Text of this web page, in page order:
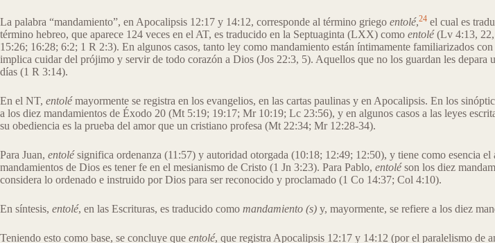
La palabra “mandamiento”, en Apocalipsis 12:17 y 14:12, corresponde al término griego entolé,24 el cual es
término hebreo, que aparece 124 veces en el AT, es traducido en la Septuaginta (LXX) como entolé(Lv 4:13, 22,
15:26; 16:28; 6:2; 1 R 2:3). En algunos casos, tanto ley como mandamiento están íntimamente familiarizados
implica cuidar del prójimo y servir de todo corazón a Dios (Jos 22:3, 5). Aquellos que no los guardan les
días (1 R 3:14).
En el NT, entolémayormente se registra en los evangelios, en las cartas paulinas y en Apocalipsis. En los
a los diez mandamientos de Éxodo 20 (Mt 5:19; 19:17; Mr 10:19; Lc 23:56), y en algunos casos a las leyes
su obediencia es la prueba del amor que un cristiano profesa (Mt 22:34; Mr 12:28-34).
Para Juan, entolésignifica ordenanza (11:57) y autoridad otorgada (10:18; 12:49; 12:50), y tiene como
mandamientos de Dios es tener fe en el mesianismo de Cristo (1 Jn 3:23). Para Pablo, entoléson los diez
considera lo ordenado e instruido por Dios para ser reconocido y proclamado (1 Co 14:37; Col 4:10).
En síntesis, entolé, en las Escrituras, es traducido como mandamiento (s) y, mayormente, se refiere a los diez
Teniendo esto como base, se concluye que entolé, que registra Apocalipsis 12:17 y 14:12 (por el paralelismo de